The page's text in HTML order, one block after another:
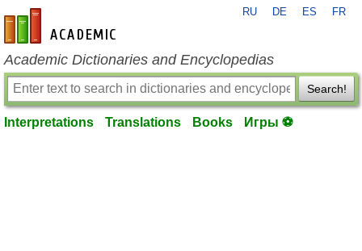
en-academic.com
RU DE ES FR
Academic Dictionaries and Encyclopedias
Search!
Interpretations Translations Books Игры ⚽